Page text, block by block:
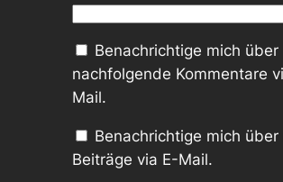
Benachrichtige mich über
nachfolgende Kommentare
Mail.
Benachrichtige mich über
Beiträge via E-Mail.